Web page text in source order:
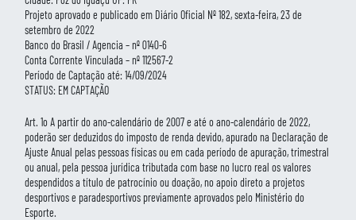
Projeto aprovado e publicado em Diário Oficial Nº 182, sexta-feira, 23 de
setembro de 2022
Banco do Brasil / Agencia – nº 0140-6
Conta Corrente Vinculada – nº 112567-2
Período de Captação até: 14/09/2024
STATUS: EM CAPTAÇÃO
Art. 1o A partir do ano-calendário de 2007 e até o ano-calendário de 2022,
poderão ser deduzidos do imposto de renda devido, apurado na Declaração de
Ajuste Anual pelas pessoas físicas ou em cada período de apuração, trimestral
ou anual, pela pessoa jurídica tributada com base no lucro real os valores
despendidos a título de patrocínio ou doação, no apoio direto a projetos
desportivos e paradesportivos previamente aprovados pelo Ministério do
Esporte.